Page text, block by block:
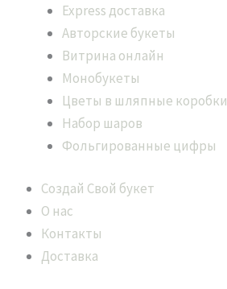
Express доставка
Авторские букеты
Витрина онлайн
Монобукеты
Цветы в шляпные коробки
Набор шаров
Фольгированные цифры
Создай Свой букет
О нас
Контакты
Доставка